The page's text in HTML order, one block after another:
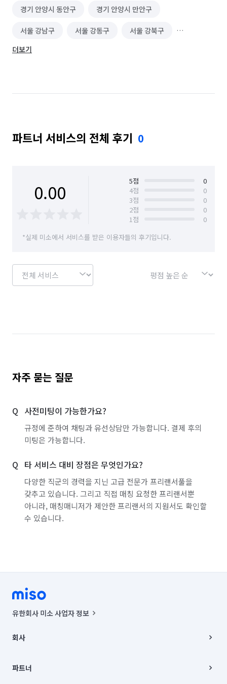
경기 안양시 동안구 경기 안양시 만안구
서울 강남구 서울 강동구 서울 강북구
서울 강서구
서울 도봉구 서울 동대문구 서울 동작구
서울 성동구 서울 성북구 서울 송파구
서울 중구
서울 중랑구
더보기
파트너 서비스의 전체 후기 0
0.00 5점
0
4점
0
3점
0
2점
0
1점
0
*실제 미소에서 서비스를 받은 이용자들의 후기입니다.
자주 묻는 질문
사전미팅이 가능한가요?
규정에 준하여 채팅과 유선상담만 가능합니다. 결제 후의
미팅은 가능합니다.
타 서비스 대비 장점은 무엇인가요?
다양한 직군의 경력을 지닌 고급 전문가 프리랜서풀을
갖추고 있습니다. 그리고 직접 매칭 요청한 프리랜서뿐
아니라, 매칭매니저가 제안한 프리랜서의 지원서도 확인할
수 있습니다.
유한회사 미소 사업자 정보
00019 |
주소 | 본사: 서울특별시 종로구 율곡로 6(중학동, 트윈트리빌딩) B동 5층
컨택센터 : 서울특별시 종로구 수송동 율곡로 24, 7층, 8층 미소
회사
채용
파트너